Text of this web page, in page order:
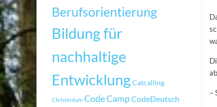
–
Berufsorientierung
Bildung für
nachhaltige
EntwicklungCatcalling
Christentum Code CampCodeDeutsch